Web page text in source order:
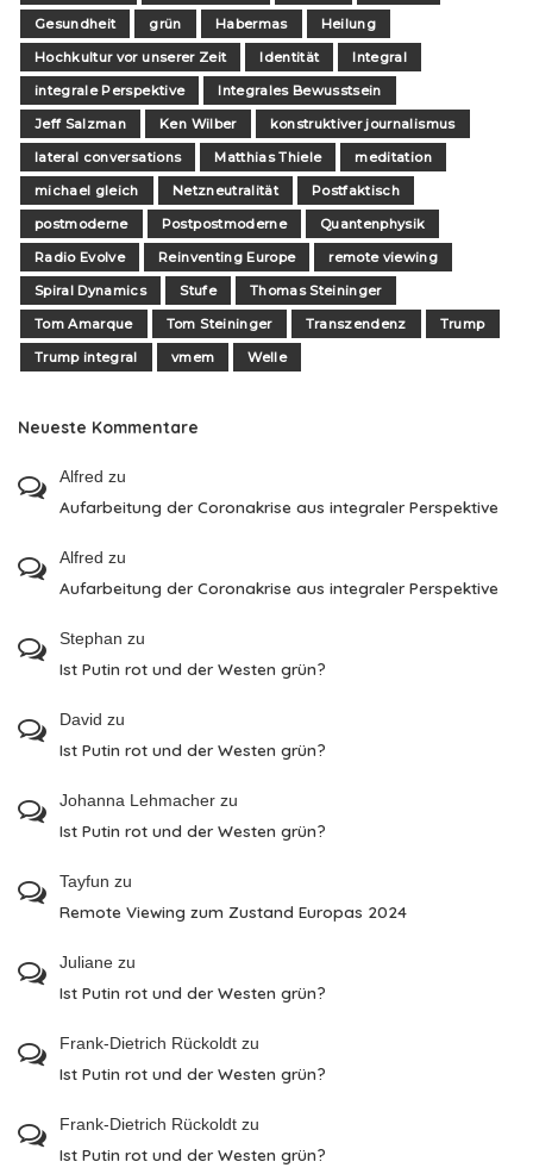
Gesundheit
grün Habermas
Heilung
Hochkultur vor unserer Zeit
Identität
Integral
integrale Perspektive
Integrales Bewusstsein
Jeff Salzman
Ken Wilber
konstruktiver journalismus
lateral conversations
Matthias Thiele
meditation
michael gleich
Netzneutralität
Postfaktisch
postmoderne
Postpostmoderne
Quantenphysik
Radio Evolve
Reinventing Europe
remote viewing
Spiral Dynamics
Stufe
Thomas Steininger
Tom Amarque
Tom Steininger Transzendenz
Trump
Trump integral
vmem Welle
Neueste Kommentare
Alfred zu
Aufarbeitung der Coronakrise aus integraler Perspektive
Alfred zu
Aufarbeitung der Coronakrise aus integraler Perspektive
Stephan zu
Ist Putin rot und der Westen grün?
David zu
Ist Putin rot und der Westen grün?
Johanna Lehmacher zu
Ist Putin rot und der Westen grün?
Tayfun zu
Remote Viewing zum Zustand Europas 2024
Juliane zu
Ist Putin rot und der Westen grün?
Frank-Dietrich Rückoldt zu
Ist Putin rot und der Westen grün?
Frank-Dietrich Rückoldt zu
Ist Putin rot und der Westen grün?